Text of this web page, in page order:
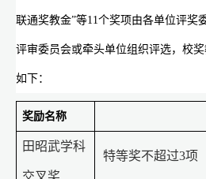
联通奖教金”等11 个奖项由各单位评奖
评审委员会或牵头单位组织评选，校
如下：
奖励名称
田昭武学科
交叉奖
特等奖不超过3项